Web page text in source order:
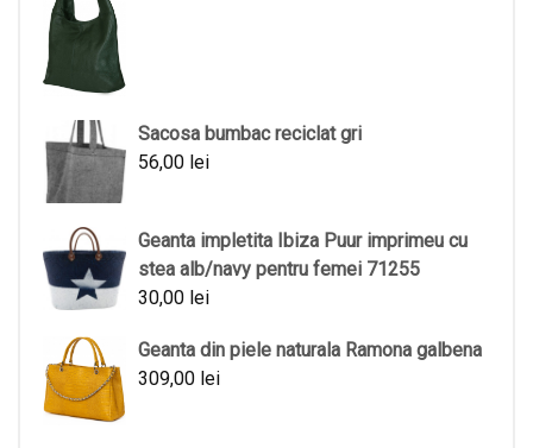
Sacosa bumbac reciclat gri
56,00 lei
Geanta impletita Ibiza Puur imprimeu cu
stea alb/navy pentru femei 71255
30,00 lei
Geanta din piele naturala Ramona galbena
309,00 lei